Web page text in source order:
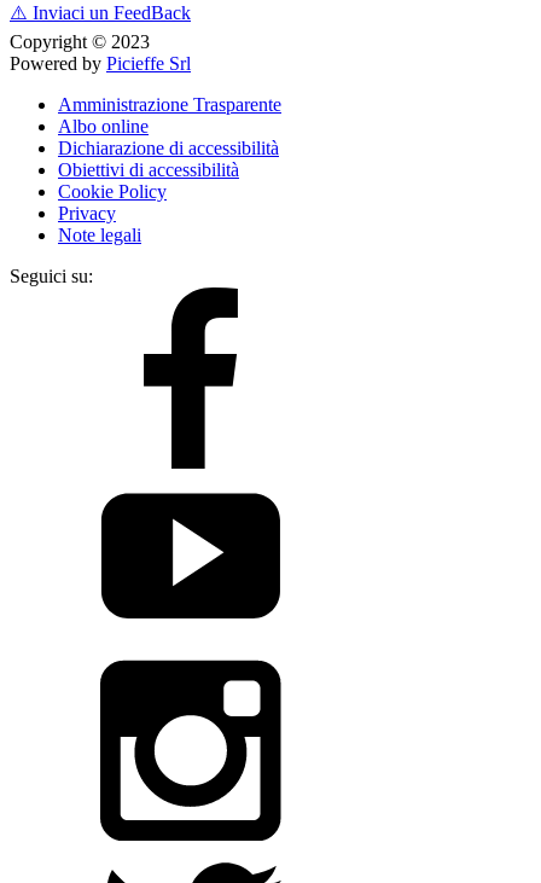
⚠️ Inviaci un FeedBack
Copyright © 2023
Powered by Picieffe Srl
Amministrazione Trasparente
Albo online
Dichiarazione di accessibilità
Obiettivi di accessibilità
Cookie Policy
Privacy
Note legali
Seguici su: